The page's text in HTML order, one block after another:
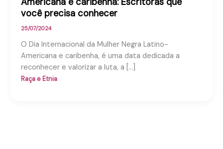
você precisa conhecer
25/07/2024
O Dia Internacional da Mulher Negra Latino-
Americana e caribenha, é uma data dedicada a
reconhecer e valorizar a luta, a […]
Raça e Etnia